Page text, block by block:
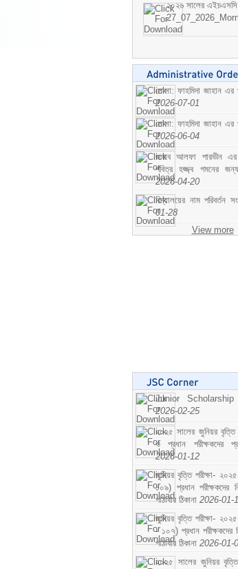
২০২৬ সালের এইচএসসি
মোসা: ফাহমিদা জাহান
2026-07-01
মোসা: ফাহমিদা জাহান
2026-06-04
জনাব আলফা পারভীন
পবিত্র হজ্জ্ব গমনের
2026-04-20
বিদ্যালয়ের নাম পরিবর্তন
01-28
View more
Junior
2026-02-25
২০২৫ সালের জুনিয়র বৃত্তি
ও প্রধান পরীক্ষকদের
2026-01-12
জুনিয়র বৃত্তি পরীক্ষা-
১০৯) প্রধান পরীক্ষকদের
পাঠাবার ঠিকানা 2026-01-
জুনিয়র বৃত্তি পরীক্ষা-
- ১০৭) প্রধান পরীক্ষকদের
পাঠাবার ঠিকানা 2026-01-
২০২৫ সালের জুনিয়র বৃত্তি